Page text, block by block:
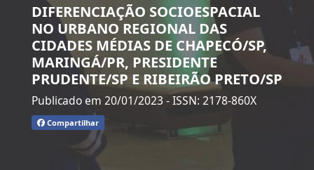
DIFERENCIAÇÃO SOCIOESPACIAL
NO URBANO REGIONAL DAS
CIDADES MÉDIAS DE CHAPECÓ/SP,
MARINGÁ/PR, PRESIDENTE
PRUDENTE/SP E RIBEIRÃO PRETO/SP
Publicado em 20/01/2023 - ISSN: 2178-860X
Compartilhar